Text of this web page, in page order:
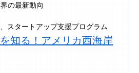
の最新動向
スタートアップ支援プログラム
知る！アメリカ西海岸